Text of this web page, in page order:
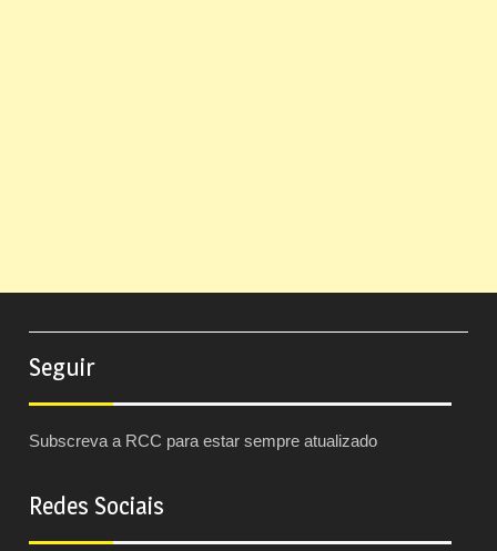
Seguir
Subscreva a RCC para estar sempre atualizado
Redes Sociais